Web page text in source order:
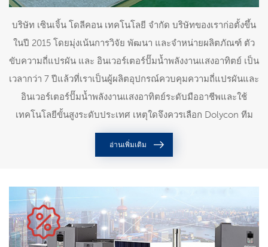
บริษัท เซินเจิ้น โดลีคอน เทคโนโลยี จำกัด บริษัทของเราก่อตั้งขึ้น
ในปี 2015 โดยมุ่งเน้นการวิจัย พัฒนา และจำหน่ายผลิตภัณฑ์ ตัว
ขับความถี่แปรผัน และ อินเวอร์เตอร์ปั๊มน้ำพลังงานแสงอาทิตย์ เป็น
เวลากว่า 7 ปีแล้วที่เราเป็นผู้ผลิตอุปกรณ์ควบคุมความถี่แปรผันและ
อินเวอร์เตอร์ปั๊มน้ำพลังงานแสงอาทิตย์ระดับมืออาชีพและใช้
เทคโนโลยีขั้นสูงระดับประเทศ เหตุใดจึงควรเลือก Dolycon ทีม
งาน - มืออาชีพและมากประสบการณ์ ผลิตภัณฑ์ - คุณภาพสูง ทุก
ขั้นตอนการผลิตถูกควบคุมอย่างเข้มงวด บริการและการสนับสนุน
พัฒนาที่แข็งแกร่งและกลุ่มผู้บริหารที่มีศักSIBILITYสูง ประกอบด้วย
สมาชิกมืออาชีพและมีประสบการณ์ ส่วนใหญ่จบการศึกษาระดับ
ปริญญาโทและมีประสบการณ์การทำงานในบริษัทชั้นนำใน
อุตสาหกรรม ด้วยความมุ่งมั่น ความคิดสร้างสรรค์ และความรู้ทาง
อ่านเพิ่มเติม